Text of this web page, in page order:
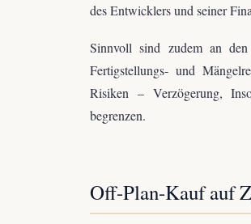
des Entwicklers und seiner
Sinnvoll sind zudem an
Fertigstellungs- und
Risiken – Verzögerung,
begrenzen.
Off-Plan-Kauf auf